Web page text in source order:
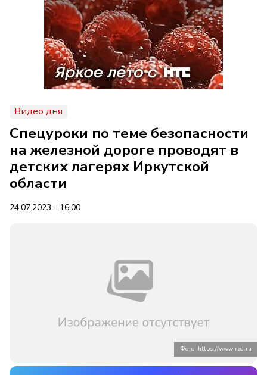
Видео дня
Спецуроки по теме безопасности
на железной дороге проводят в
детских лагерях Иркутской
области
24.07.2023 - 16:00
Фото: https://www.rzd.ru